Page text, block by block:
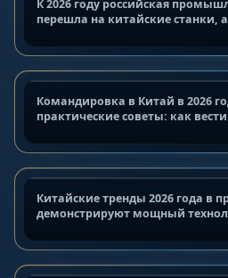
БЛОГ
К 2026 году российская
перешла на китайские станки,
Главная проблема — сложные
СОВЕТЫ И КЕЙСЫ
Командировка в
по цифровому
Командировка в Китай в 2026
практические советы: как вести
строить деловые отношения с...
АНАЛИТИКА И ОБЗОРЫ
Китайские тренды
2026 для
Китайские тренды 2026 года в
демонстрируют мощный
автоматизацию, усиливают
Отраслевые
2026